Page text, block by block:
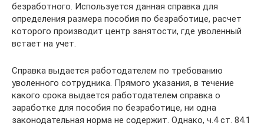
безработного. Используется данная справка для
определения размера пособия по безработице, расчет
которого производит центр занятости, где уволенный
встает на учет.
Справка выдается работодателем по требованию
уволенного сотрудника. Прямого указания, в течение
какого срока выдается работодателем справка о
заработке для пособия по безработице, ни одна
законодательная норма не содержит. Однако, ч.4 ст. 84.1